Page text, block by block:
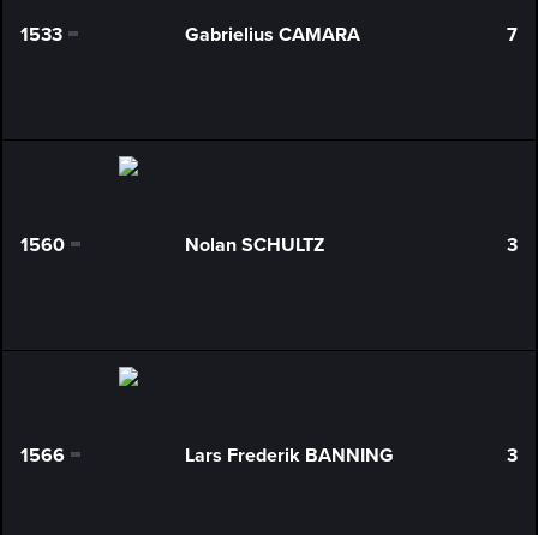
1533 0 Gabrielius CAMARA 7
1560 0 Nolan SCHULTZ 3
1566 0 Lars Frederik BANNING 3